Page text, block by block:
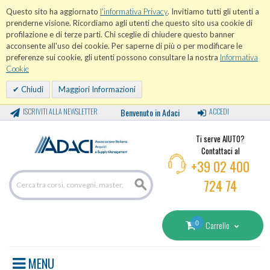
Questo sito ha aggiornato l'informativa Privacy. Invitiamo tutti gli utenti a
prenderne visione. Ricordiamo agli utenti che questo sito usa cookie di
profilazione e di terze parti. Chi sceglie di chiudere questo banner
acconsente all'uso dei cookie. Per saperne di più o per modificare le
preferenze sui cookie, gli utenti possono consultare la nostra Informativa
Cookie
Chiudi Maggiori Informazioni
ISCRIVITI ALLA NEWSLETTER Benvenuto in Adaci ACCEDI
Ti serve AIUTO?
Contattaci al
+39 02 400
724 74
0 Carrello
MENU